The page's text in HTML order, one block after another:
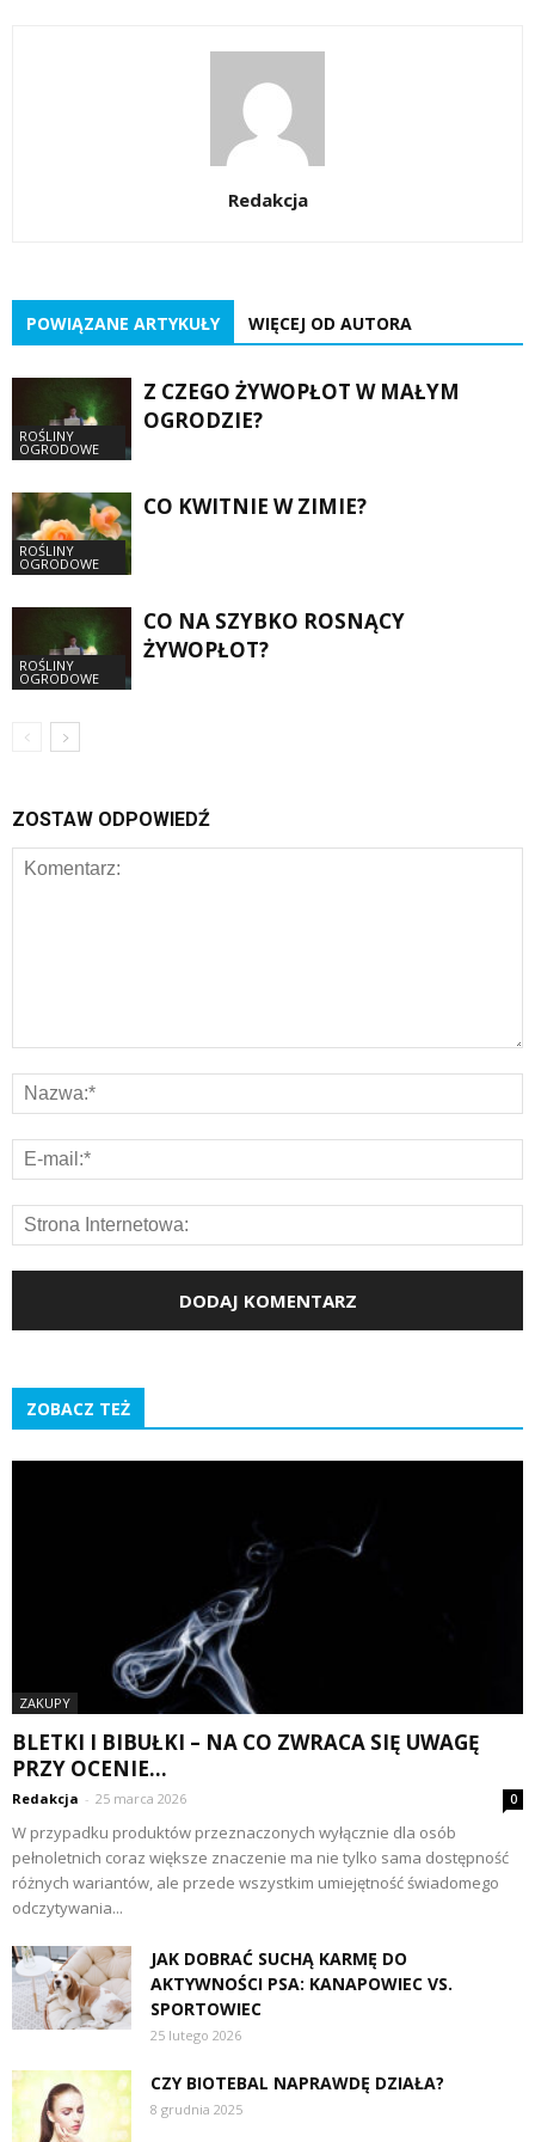
Redakcja
POWIĄZANE ARTYKUŁY WIĘCEJ OD AUTORA
ROŚLINY
OGRODOWE
Z CZEGO ŻYWOPŁOT W MAŁYM
OGRODZIE?
ROŚLINY
OGRODOWE
CO KWITNIE W ZIMIE?
ROŚLINY
OGRODOWE
CO NA SZYBKO ROSNĄCY
ŻYWOPŁOT?
ZOSTAW ODPOWIEDŹ
ZOBACZ TEŻ
ZAKUPY
BLETKI I BIBUŁKI – NA CO ZWRACA SIĘ UWAGĘ
PRZY OCENIE...
Redakcja - 25 marca 2026 0
W przypadku produktów przeznaczonych wyłącznie dla osób
pełnoletnich coraz większe znaczenie ma nie tylko sama dostępność
różnych wariantów, ale przede wszystkim umiejętność świadomego
odczytywania...
JAK DOBRAĆ SUCHĄ KARMĘ DO
AKTYWNOŚCI PSA: KANAPOWIEC VS.
SPORTOWIEC
25 lutego 2026
CZY BIOTEBAL NAPRAWDĘ DZIAŁA?
8 grudnia 2025